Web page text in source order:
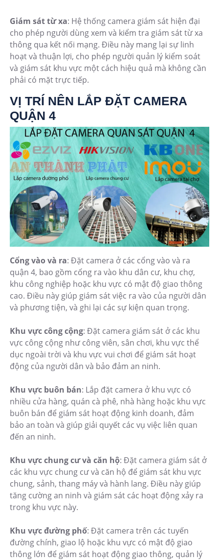
Giám sát từ xa: Hệ thống camera giám sát hiện đại
cho phép người dùng xem và kiểm tra giám sát từ xa
thông qua kết nối mạng. Điều này mang lại sự linh
hoạt và thuận lợi, cho phép người quản lý kiểm soát
và giám sát khu vực một cách hiệu quả mà không cần
phải có mặt trực tiếp.
VỊ TRÍ NÊN LẮP ĐẶT CAMERA
QUẬN 4
Cổng vào và ra: Đặt camera ở các cổng vào và ra
quận 4, bao gồm cổng ra vào khu dân cư, khu chợ,
khu công nghiệp hoặc khu vực có mật độ giao thông
cao. Điều này giúp giám sát việc ra vào của người dân
và phương tiện, và ghi lại các sự kiện quan trọng.
Khu vực công cộng: Đặt camera giám sát ở các khu
vực công cộng như công viên, sân chơi, khu vực thể
dục ngoài trời và khu vực vui chơi để giám sát hoạt
động của người dân và bảo đảm an ninh.
Khu vực buôn bán: Lắp đặt camera ở khu vực có
nhiều cửa hàng, quán cà phê, nhà hàng hoặc khu vực
buôn bán để giám sát hoạt động kinh doanh, đảm
bảo an toàn và giúp giải quyết các vụ việc liên quan
đến an ninh.
Khu vực chung cư và căn hộ: Đặt camera giám sát ở
các khu vực chung cư và căn hộ để giám sát khu vực
chung, sảnh, thang máy và hành lang. Điều này giúp
tăng cường an ninh và giám sát các hoạt động xảy ra
trong khu vực này.
Khu vực đường phố: Đặt camera trên các tuyến
đường chính, giao lộ hoặc khu vực có mật độ giao
thông lớn để giám sát hoạt động giao thông, quản lý